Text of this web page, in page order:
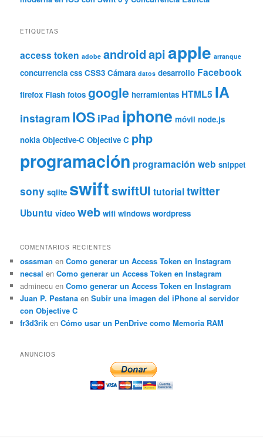
ETIQUETAS
access token adobe androidapiapple arranque
concurrencia css CSS3 Cámara datos desarrollo Facebook
firefox Flash fotos google herramientas HTML5 IA
instagram IOS iPad iphone móvil node.js
nokia Objective-C Objective C php
programación programación web snippet
sony sqlite swiftswiftUI tutorialtwitter
Ubuntu vídeo web wifi windows wordpress
COMENTARIOS RECIENTES
osssman enComo generar un Access Token en Instagram
necsal enComo generar un Access Token en Instagram
adminecu enComo generar un Access Token en Instagram
Juan P. Pestana enSubir una imagen del iPhone al servidor
con Objective C
fr3d3rik enCómo usar un PenDrive como Memoria RAM
ANUNCIOS